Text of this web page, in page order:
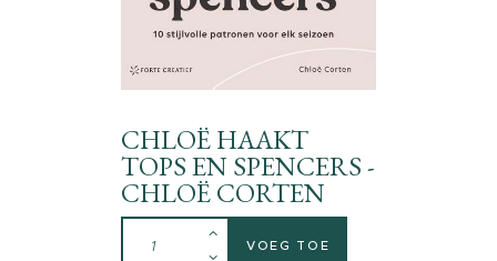
CHLOË HAAKT
TOPS EN SPENCERS -
CHLOË CORTEN
VOEG TOE